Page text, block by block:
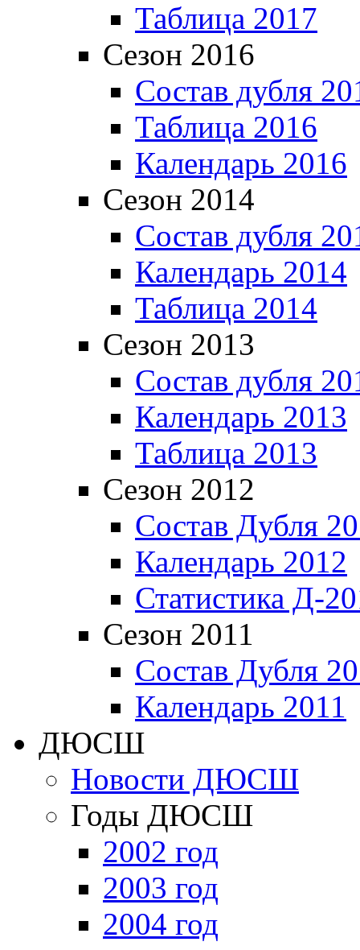
Таблица 2017
Сезон 2016
Состав дубля
Таблица 2016
Календарь 2016
Сезон 2014
Состав дубля
Календарь 2014
Таблица 2014
Сезон 2013
Состав дубля
Календарь 2013
Таблица 2013
Сезон 2012
Состав Дубля
Календарь 2012
Статистика Д-
Сезон 2011
Состав Дубля
Календарь 2011
ДЮСШ
Новости ДЮСШ
Годы ДЮСШ
2002 год
2003 год
2004 год